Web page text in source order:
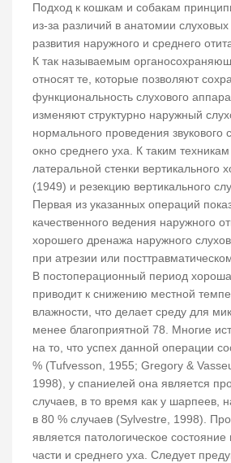
Подход к кошкам и собакам
из-за различий в анатомии
развития наружного и среднего
К так называемым
относят те, которые позволяют
функциональность слухового
изменяют структурно наружный
нормального проведения звукового
окно среднего уха. К таким
латеральной стенки вертикального
(1949) и резекцию вертикального
Первая из указанных операций
качественного ведения наружного
хорошего дренажа наружного
при атрезии или
В постоперационный период
приводит к снижению местной
влажности, что делает среду для
менее благоприятной 78. Многие
на то, что успех данной операции
% (Tufvesson, 1955; Gregory &
1998), у спаниелей она является
случаев, в то время как у шарпеев,
в 80 % случаев (Sylvestre, 1998).
является патологическое состояние
части и среднего уха. Следует